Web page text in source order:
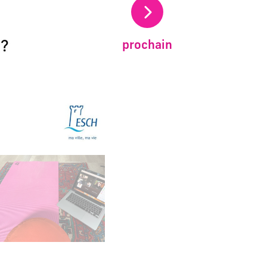
prochain
d'images principales précédent